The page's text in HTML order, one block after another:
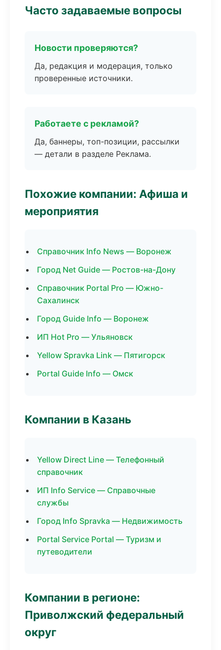
Часто задаваемые вопросы
Новости проверяются?
Да, редакция и модерация, только
проверенные источники.
Работаете с рекламой?
Да, баннеры, топ-позиции, рассылки
— детали в разделе Реклама.
Похожие компании: Афиша и
мероприятия
Справочник Info News — Воронеж
Город Net Guide — Ростов-на-Дону
Справочник Portal Pro — Южно-
Сахалинск
Город Guide Info — Воронеж
ИП Hot Pro — Ульяновск
Yellow Spravka Link — Пятигорск
Portal Guide Info — Омск
Компании в Казань
Yellow Direct Line — Телефонный
справочник
ИП Info Service — Справочные
службы
Город Info Spravka — Недвижимость
Portal Service Portal — Туризм и
путеводители
Компании в регионе:
Приволжский федеральный
округ